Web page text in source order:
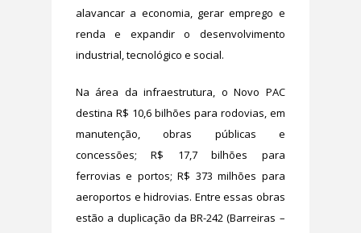
alavancar a economia, gerar emprego e
renda e expandir o desenvolvimento
industrial, tecnológico e social.
Na área da infraestrutura, o Novo PAC
destina R$ 10,6 bilhões para rodovias, em
manutenção, obras públicas e
concessões; R$ 17,7 bilhões para
ferrovias e portos; R$ 373 milhões para
aeroportos e hidrovias. Entre essas obras
estão a duplicação da BR-242 (Barreiras –